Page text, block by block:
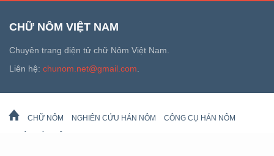
CHỮ NÔM VIỆT NAM
Chuyên trang điện tử chữ Nôm Việt Nam.
Liên hệ: chunom.net@gmail.com
CHỮ NÔM NGHIÊN CỨU HÁN NÔM CÔNG CỤ HÁN NÔM